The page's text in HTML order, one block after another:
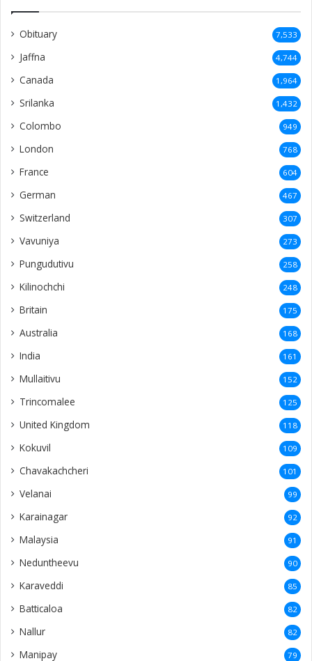
Obituary 7,533
Jaffna 4,744
Canada 1,964
Srilanka 1,432
Colombo 949
London 768
France 604
German 467
Switzerland 307
Vavuniya 273
Pungudutivu 258
Kilinochchi 248
Britain 175
Australia 168
India 161
Mullaitivu 152
Trincomalee 125
United Kingdom 118
Kokuvil 109
Chavakachcheri 101
Velanai 99
Karainagar 92
Malaysia 91
Neduntheevu 90
Karaveddi 85
Batticaloa 82
Nallur 82
Manipay 79